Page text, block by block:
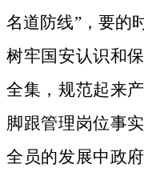
名道防线”，要的
树牢国安认识和
全集，规范起来
脚跟管理岗位事
全员的发展中政